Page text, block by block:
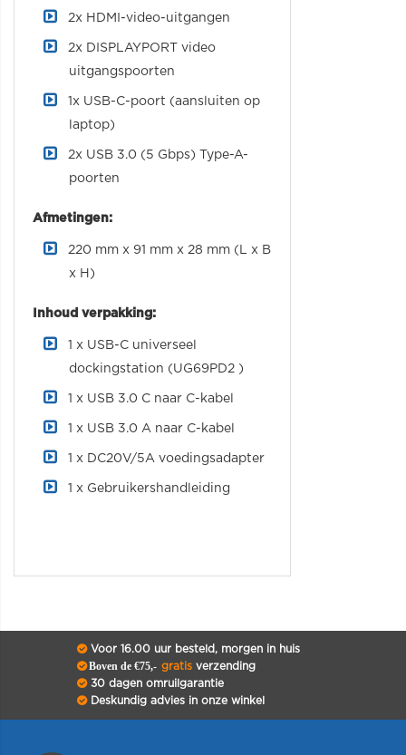
2x HDMI-video-uitgangen
2x DISPLAYPORT video
uitgangspoorten
1x USB-C-poort (aansluiten op
laptop)
2x USB 3.0 (5 Gbps) Type-A-
poorten
Afmetingen:
220 mm x 91 mm x 28 mm (L x B
x H)
Inhoud verpakking:
1 x USB-C universeel
dockingstation (UG69PD2 )
1 x USB 3.0 C naar C-kabel
1 x USB 3.0 A naar C-kabel
1 x DC20V/5A voedingsadapter
1 x Gebruikershandleiding
Voor 16.00 uur besteld, morgen in huis
Boven de €75,- gratisverzending
30 dagen omruilgarantie
Deskundig advies in onze winkel